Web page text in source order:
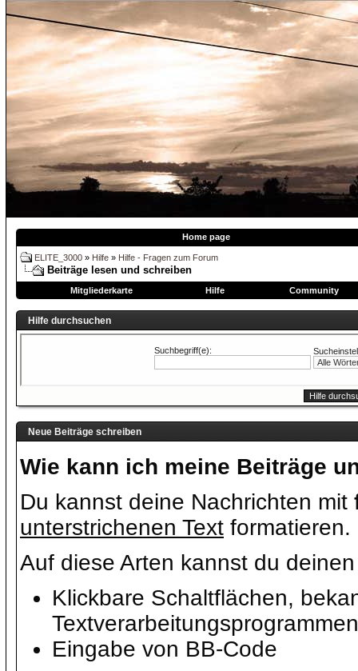
Home page
ELITE_3000 » Hilfe » Hilfe - Fragen zum Forum
Beiträge lesen und schreiben
Mitgliederkarte Hilfe Community
Hilfe durchsuchen
Suchbegriff(e):
Neue Beiträge schreiben
Wie kann ich meine Beiträge
Du kannst deine Nachrichten mit
unterstrichenen Text formatieren.
Auf diese Arten kannst du
Klickbare Schaltflächen,
Textverarbeitungsprogrammen
Eingabe von BB-Code